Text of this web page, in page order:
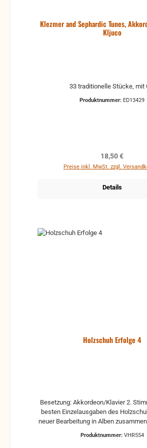
Klezmer and Sephardic Tunes,
Kljuco
33 traditionelle Stücke, mit
Produktnummer: ED13429
Regulärer Preis:
18,50 €
Preise inkl. MwSt. zzgl.
Details
Holzschuh Erfolge 4
Besetzung: Akkordeon/Klavier 2.
besten Einzelausgaben des
neuer Bearbeitung in Alben
für das Solospiel sowie für das
Produktnummer: VHR554